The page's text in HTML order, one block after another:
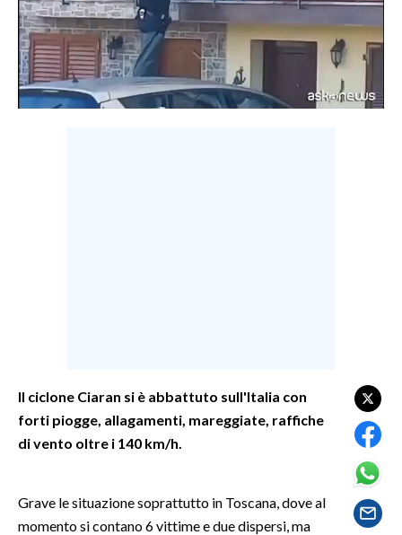
SERVIZI ALLE IMPRESE
LAVORO
BANDI
ALTRI SPORT
GOSSIP
Il ciclone Ciaran si è abbattuto sull'Italia con
forti piogge, allagamenti, mareggiate, raffiche
di vento oltre i 140 km/h.
Grave le situazione soprattutto in Toscana, dove al
momento si contano 6 vittime e due dispersi, ma